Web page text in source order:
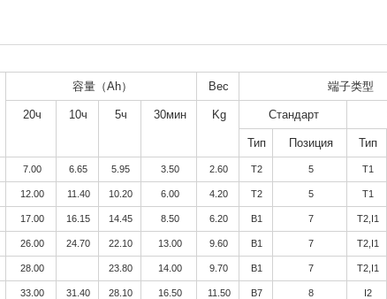
容量（Ah） Вес 端子类型
20ч 10ч 5ч 30мин Kg Стандарт
Тип Позиция Тип
7.00 6.65 5.95 3.50 2.60 T2 5 T1
12.00 11.40 10.20 6.00 4.20 T2 5 T1
17.00 16.15 14.45 8.50 6.20 B1 7 T2,I1
26.00 24.70 22.10 13.00 9.60 B1 7 T2,I1
28.00 23.80 14.00 9.70 B1 7 T2,I1
33.00 31.40 28.10 16.50 11.50 B7 8 I2